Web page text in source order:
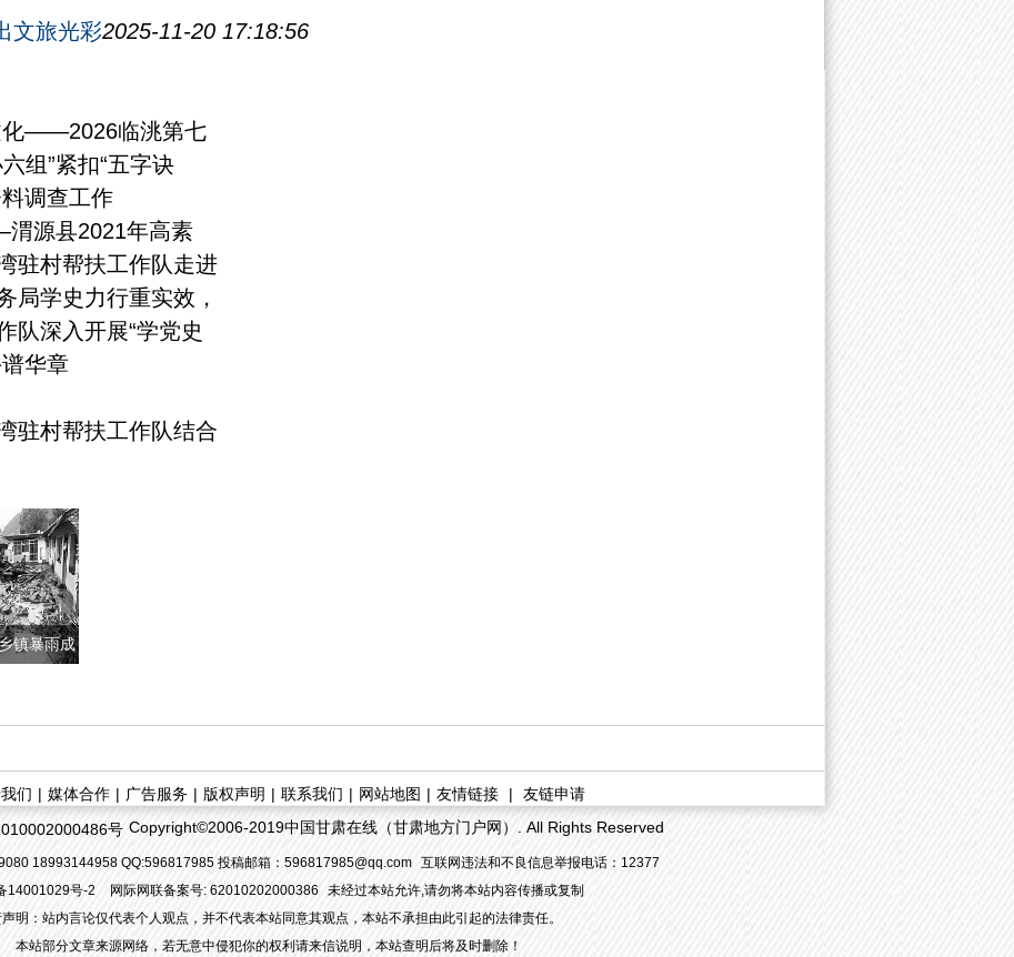
文旅光彩2025-11-20 17:18:56
化——2026临洮第七
组”紧扣“五字诀
调查工作
源县2021年高素
驻村帮扶工作队走进
局学史力行重实效，
队深入开展“学党史
华章
驻村帮扶工作队结合
镇暴雨成
们 | 媒体合作 | 广告服务 | 版权声明 | 联系我们 | 网站地图 | 友情链接 |
友链申请
号 Copyright©2006-2019中国甘肃在线（甘肃地方门户网）. All Rights Reserved
18993144958 QQ:596817985 投稿邮箱：596817985@qq.com 互联网违法和不良信息举报电话：12377
14001029号-2
网际网联备案号: 62010202000386 未经过本站允许,请勿将本站内容传播或复制
明：站内言论仅代表个人观点，并不代表本站同意其观点，本站不承担由此引起的法律责任。
本站部分文章来源网络，若无意中侵犯你的权利请来信说明，本站查明后将及时删除！